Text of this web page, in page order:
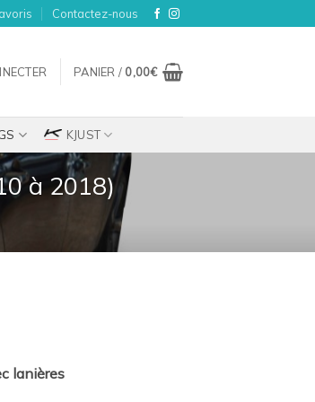
Contactez-nous
PANIER / 0,00€
KJUST
à 2018)
lanières